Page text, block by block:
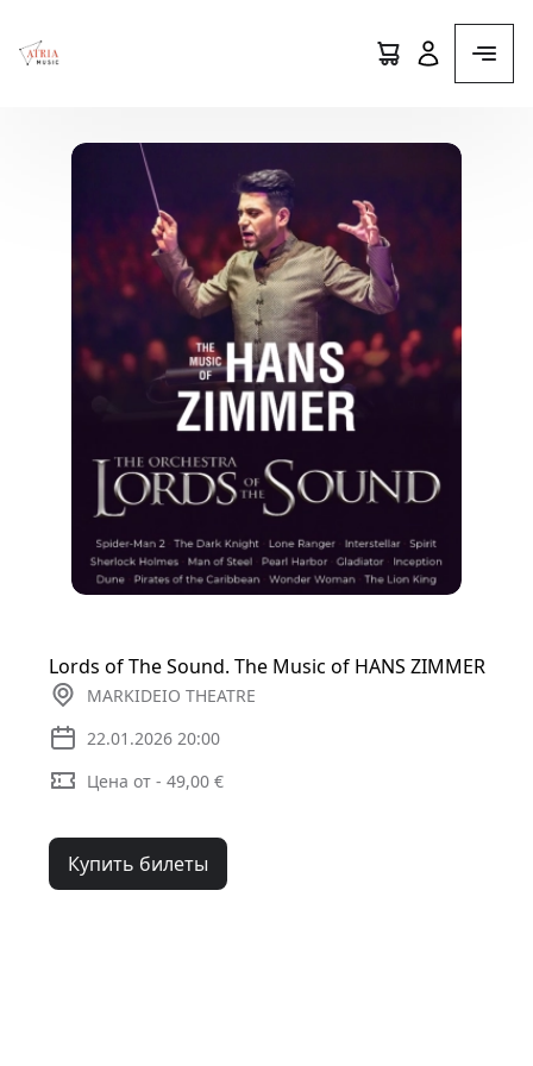
Lords of The Sound. The Music of HANS ZIMMER
MARKIDEIO THEATRE
22.01.2026 20:00
Цена от - 49,00 €
Купить билеты